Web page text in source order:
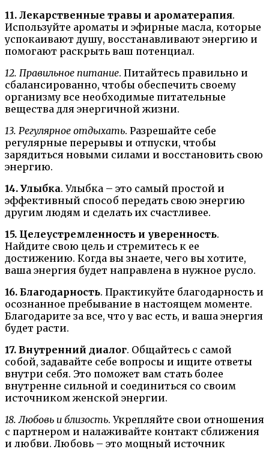
11. Лекарственные травы и ароматерапия.
Используйте ароматы и эфирные масла, которые
успокаивают душу, восстанавливают энергию и
помогают раскрыть ваш потенциал.
12. Правильное питание. Питайтесь правильно и
сбалансированно, чтобы обеспечить своему
организму все необходимые питательные
вещества для энергичной жизни.
13. Регулярное отдыхать. Разрешайте себе
регулярные перерывы и отпуски, чтобы
зарядиться новыми силами и восстановить свою
энергию.
14. Улыбка. Улыбка – это самый простой и
эффективный способ передать свою энергию
другим людям и сделать их счастливее.
15. Целеустремленность и уверенность.
Найдите свою цель и стремитесь к ее
достижению. Когда вы знаете, чего вы хотите,
ваша энергия будет направлена в нужное русло.
16. Благодарность. Практикуйте благодарность и
осознанное пребывание в настоящем моменте.
Благодарите за все, что у вас есть, и ваша энергия
будет расти.
17. Внутренний диалог. Общайтесь с самой
собой, задавайте себе вопросы и ищите ответы
внутри себя. Это поможет вам стать более
внутренне сильной и соединиться со своим
источником женской энергии.
18. Любовь и близость. Укрепляйте свои отношения
с партнером и налаживайте контакт сближения
и любви. Любовь – это мощный источник